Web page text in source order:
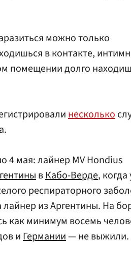
можно только
в контакте,
помещении долго
несколько
4 мая: лайнер MV Hondius
вКабо-Верде, когда
респираторного
из Аргентины. На
как минимум восемь
иГермании— не выжили.